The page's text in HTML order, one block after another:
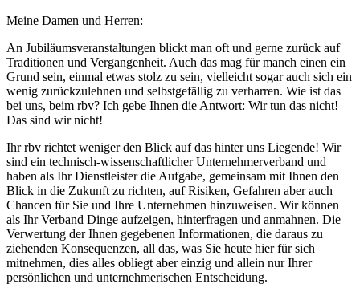
Meine Damen und Herren:
An Jubiläumsveranstaltungen blickt man oft und gerne zurück auf
Traditionen und Vergangenheit. Auch das mag für manch einen ein
Grund sein, einmal etwas stolz zu sein, vielleicht sogar auch sich ein
wenig zurückzulehnen und selbstgefällig zu verharren. Wie ist das
bei uns, beim rbv? Ich gebe Ihnen die Antwort: Wir tun das nicht!
Das sind wir nicht!
Ihr rbv richtet weniger den Blick auf das hinter uns Liegende! Wir
sind ein technisch-wissenschaftlicher Unternehmerverband und
haben als Ihr Dienstleister die Aufgabe, gemeinsam mit Ihnen den
Blick in die Zukunft zu richten, auf Risiken, Gefahren aber auch
Chancen für Sie und Ihre Unternehmen hinzuweisen. Wir können
als Ihr Verband Dinge aufzeigen, hinterfragen und anmahnen. Die
Verwertung der Ihnen gegebenen Informationen, die daraus zu
ziehenden Konsequenzen, all das, was Sie heute hier für sich
mitnehmen, dies alles obliegt aber einzig und allein nur Ihrer
persönlichen und unternehmerischen Entscheidung.